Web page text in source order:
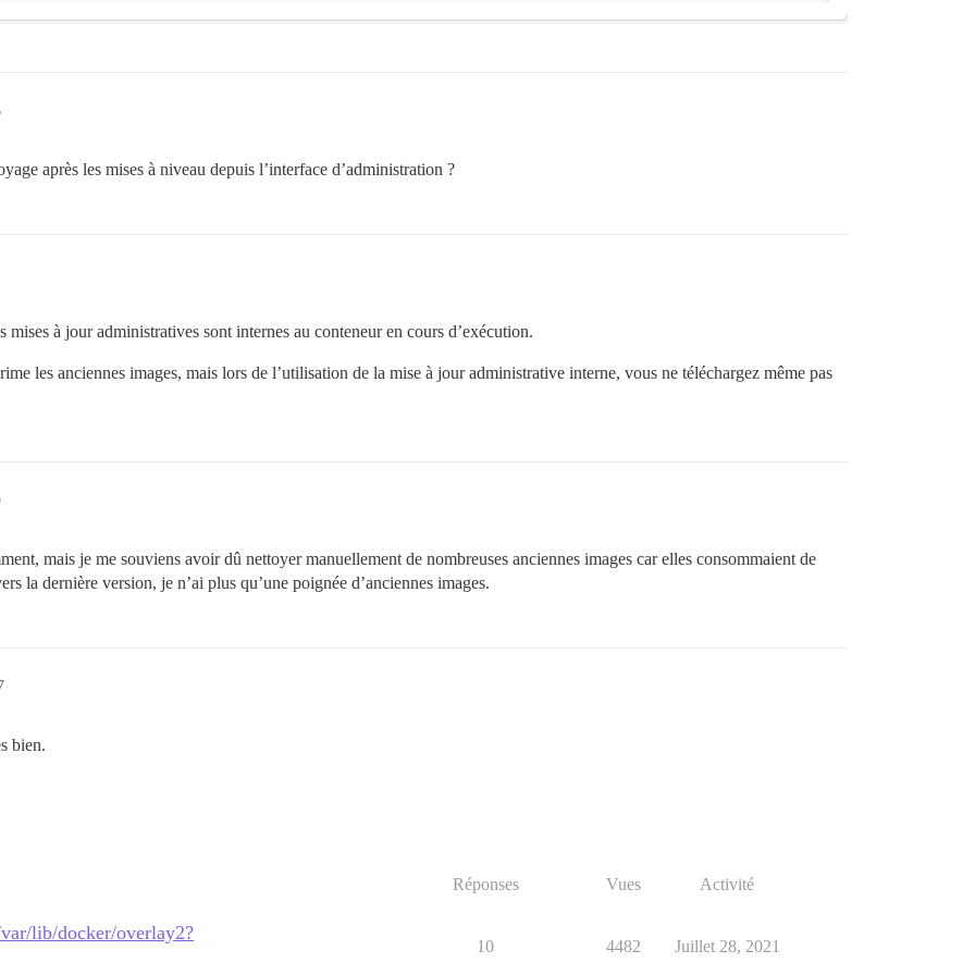
2109
après les mises à niveau depuis l’interface d’administration ?
mises à jour administratives sont internes au conteneur en cours d’exécution.
les anciennes images, mais lors de l’utilisation de la mise à jour administrative interne, vous ne téléchargez même pas
mais je me souviens avoir dû nettoyer manuellement de nombreuses anciennes images car elles consommaient de
la dernière version, je n’ai plus qu’une poignée d’anciennes images.
bien.
Réponses Vues Activité
lib/docker/overlay2?
10 4482 Juillet 28, 2021